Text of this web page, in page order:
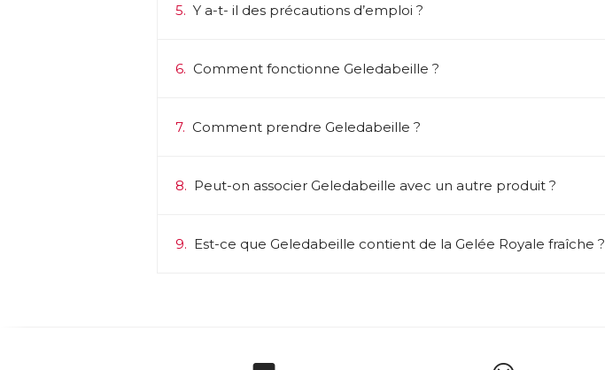
5. Y a-t- il des précautions d’emploi ?
6. Comment fonctionne Geledabeille ?
7. Comment prendre Geledabeille ?
8. Peut-on associer Geledabeille avec un autre produit ?
9. Est-ce que Geledabeille contient de la Gelée Royale fraîche ?